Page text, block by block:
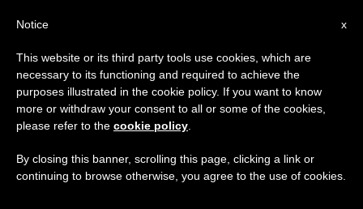
x
Notice
This website or its third party tools use cookies, which are
necessary to its functioning and required to achieve the
purposes illustrated in the cookie policy. If you want to know
more or withdraw your consent to all or some of the cookies,
please refer to the cookie policy
By closing this banner, scrolling this page, clicking a link or
continuing to browse otherwise, you agree to the use of cookies.